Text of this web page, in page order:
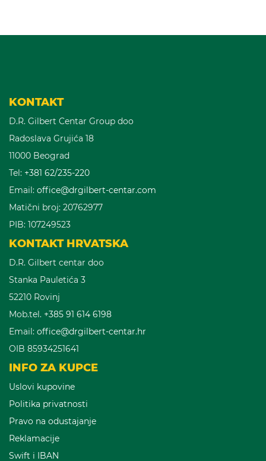
KONTAKT
D.R. Gilbert Centar Group doo
Radoslava Grujića 18
11000 Beograd
Tel: +381 62/235-220
Email: office@drgilbert-centar.com
Matični broj: 20762977
PIB: 107249523
KONTAKT HRVATSKA
D.R. Gilbert centar doo
Stanka Pauletića 3
52210 Rovinj
Mob.tel. +385 91 614 6198
Email: office@drgilbert-centar.hr
OIB 85934251641
INFO ZA KUPCE
Uslovi kupovine
Politika privatnosti
Pravo na odustajanje
Reklamacije
Swift i IBAN